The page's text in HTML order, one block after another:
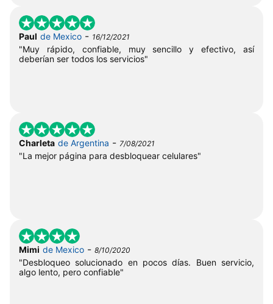
Paul de Mexico - 16/12/2021
"Muy rápido, confiable, muy sencillo y efectivo, así
deberían ser todos los servicios"
Charleta de Argentina - 7/08/2021
"La mejor página para desbloquear celulares"
Mimi de Mexico - 8/10/2020
"Desbloqueo solucionado en pocos días. Buen servicio,
algo lento, pero confiable"